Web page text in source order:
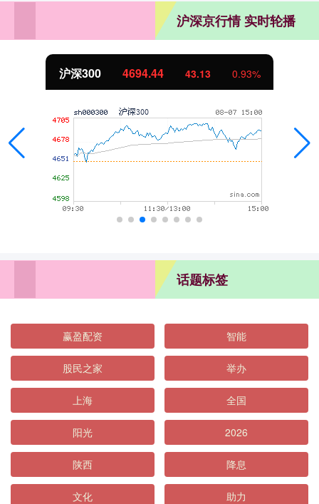
沪深京行情 实时轮播
沪深300 4694.44 43.13 0.93%
话题标签
赢盈配资 智能
股民之家 举办
上海 全国
阳光 2026
陕西 降息
文化 助力